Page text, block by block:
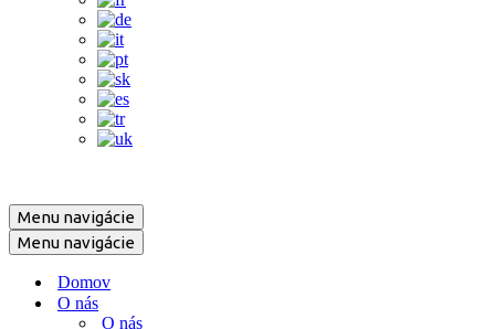
Menu navigácie
Menu navigácie
Domov
O nás
O nás